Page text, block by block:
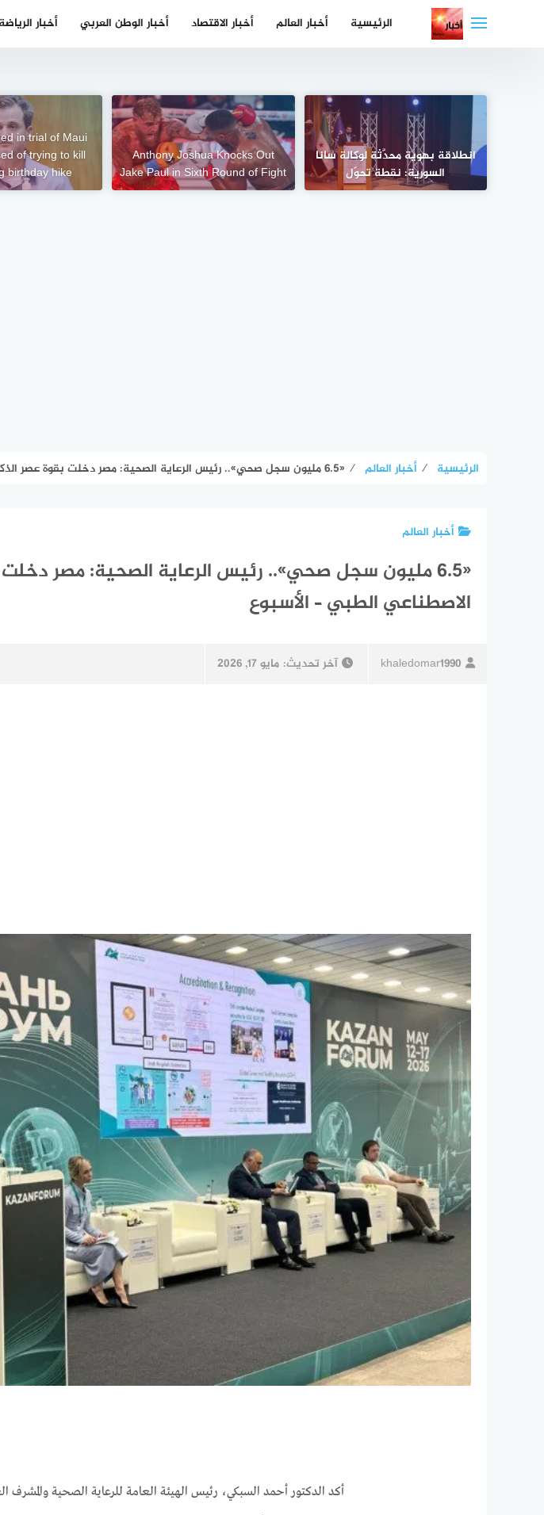
الرئيسية أخبار العالم أخبار الاقتصاد أخبار الوطن العربي أخبار الرياضة
انطلاقة بهوية محدَّثة لوكالة سانا
السورية: نقطة تحوّل
Anthony Joshua Knocks Out
Jake Paul in Sixth Round of Fight
in trial of Maui
of trying to kill
birthday hike
الرئيسية ⁄ أخبار العالم ⁄ «6.5 مليون سجل صحي».. رئيس الرعاية الصحية: مصر دخلت بقوة عصر الذكاء الاصطناعي الطبي – الأسبوع
أخبار العالم
«6.5 مليون سجل صحي».. رئيس الرعاية الصحية: مصر
الاصطناعي الطبي – الأسبوع
khaledomar1990 آخر تحديث: مايو 17, 2026
أكد الدكتور أحمد السبكي، رئيس الهيئة العامة للرعاية الصحية والمشرف